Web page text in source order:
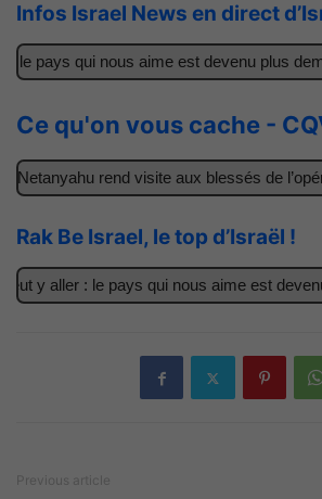
Infos Israel News en direct
pays qui nous aime est devenu plus
Ce qu'on vous cache -
rend visite aux blessés de
Rak Be Israel, le top d’Israël !
y aller : le pays qui nous aime est devenu
Previous article